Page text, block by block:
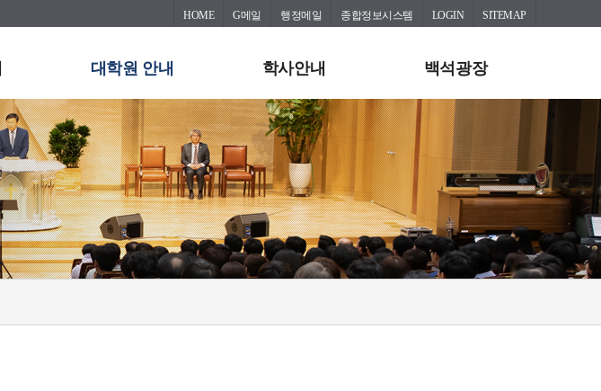
HOME G메일 행정메일 종합정보시스템 LOGIN SITEMAP
대학원 안내 학사안내 백석광장